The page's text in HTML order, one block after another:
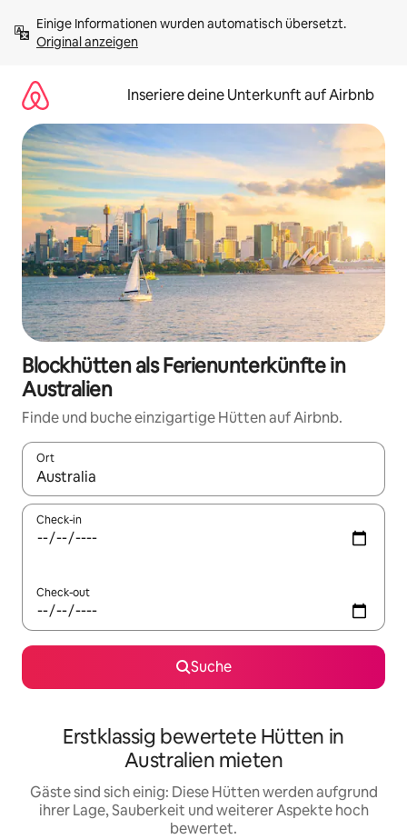
Inhalten
springenOriginal anzeigen
Inseriere deine Unterkunft auf Airbnb
Blockhütten als Ferienunterkünfte in
Australien
Finde und buche einzigartige Hütten auf Airbnb.
Ort
Wenn Ergebnisse verfügbar sind, navigiere mit den
Check-in
Check-out
Suche
Erstklassig bewertete Hütten in
Australien mieten
Gäste sind sich einig: Diese Hütten werden aufgrund
ihrer Lage, Sauberkeit und weiterer Aspekte hoch
bewertet.